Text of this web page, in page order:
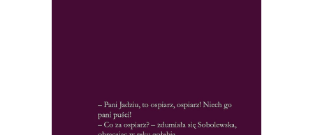
KSIĄŻKA DO KOSZYKA